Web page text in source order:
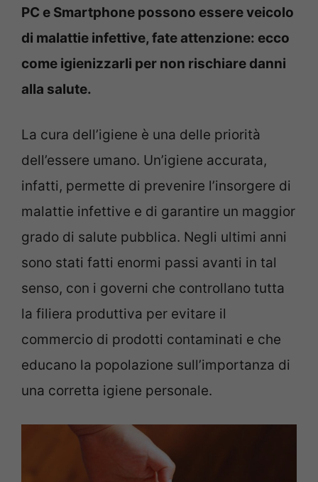
PC e Smartphone possono essere veicolo
di malattie infettive, fate attenzione: ecco
come igienizzarli per non rischiare danni
alla salute.
La cura dell’igiene è una delle priorità
dell’essere umano. Un’igiene accurata,
infatti, permette di prevenire l’insorgere di
malattie infettive e di garantire un maggior
grado di salute pubblica. Negli ultimi anni
sono stati fatti enormi passi avanti in tal
senso, con i governi che controllano tutta
la filiera produttiva per evitare il
commercio di prodotti contaminati e che
educano la popolazione sull’importanza di
una corretta igiene personale.